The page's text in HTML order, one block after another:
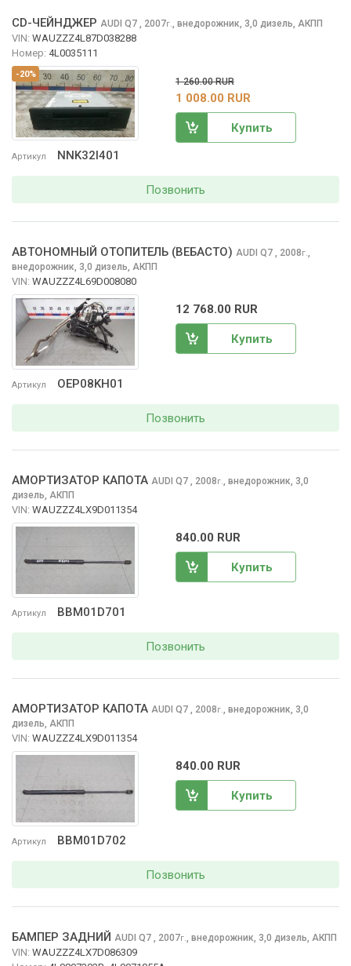
-20%
Артикул NNK32I401
CD-ЧЕЙНДЖЕР AUDI Q7 , 2007г. внедорожник, 3,0 дизель, АКПП
VIN: WAUZZZ4L87D038288
Номер: 4L0035111
1 260.00 RUR
1 008.00 RUR
Купить
Позвонить
Артикул OEP08KH01
АВТОНОМНЫЙ ОТОПИТЕЛЬ (ВЕБАСТО) AUDI Q7 , 2008г.
внедорожник, 3,0 дизель, АКПП
VIN: WAUZZZ4L69D008080
12 768.00 RUR
Купить
Позвонить
Артикул BBM01D701
АМОРТИЗАТОР КАПОТА AUDI Q7 , 2008г. внедорожник, 3,0
дизель, АКПП
VIN: WAUZZZ4LX9D011354
840.00 RUR
Купить
Позвонить
Артикул BBM01D702
АМОРТИЗАТОР КАПОТА AUDI Q7 , 2008г., внедорожник, 3,0
дизель, АКПП
VIN: WAUZZZ4LX9D011354
840.00 RUR
Купить
Позвонить
БАМПЕР ЗАДНИЙ AUDI Q7 , 2007г., внедорожник, 3,0 дизель, АКПП
VIN: WAUZZZ4LX7D086309